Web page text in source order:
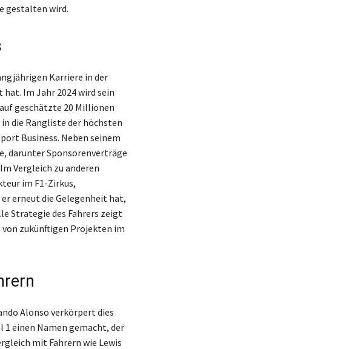
gestalten wird.
Karriere in der
Im Jahr 2024 wird sein
geschätzte 20 Millionen
die Rangliste der höchsten
Business. Neben seinem
darunter Sponsorenverträge
Vergleich zu anderen
im F1-Zirkus,
erneut die Gelegenheit hat,
Strategie des Fahrers zeigt
von zukünftigen Projekten im
Alonso verkörpert dies
1 einen Namen gemacht, der
mit Fahrern wie Lewis